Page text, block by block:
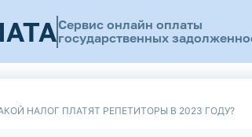
Сервис онлайн оплаты
государственных
НАЛОГ ПЛАТЯТ РЕПЕТИТОРЫ В 2023 ГОДУ?